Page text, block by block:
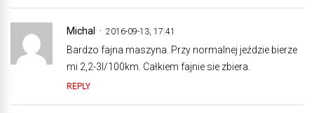
Michal 2016-09-13, 17:41
Bardzo fajna maszyna. Przy normalnej jeździe bierze
mi 2,2-3l/100km. Całkiem fajnie sie zbiera.
REPLY